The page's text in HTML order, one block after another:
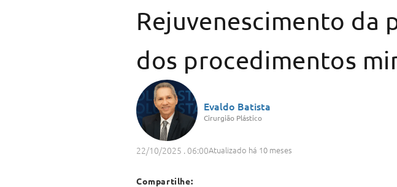
Rejuvenescimento da
dos procedimentos
Evaldo Batista
Cirurgião Plástico
22/10/2025 . 06:00Atualizado há 10 meses
Compartilhe: